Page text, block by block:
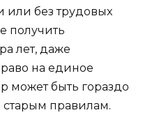
без трудовых
получить
лет, даже
на единое
может быть гораздо
правилам.